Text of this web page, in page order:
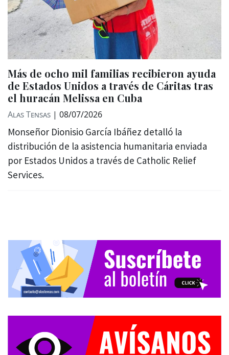
Más de ocho mil familias recibieron ayuda
de Estados Unidos a través de Cáritas tras
el huracán Melissa en Cuba
Alas Tensas | 08/07/2026
Monseñor Dionisio García Ibáñez detalló la
distribución de la asistencia humanitaria enviada
por Estados Unidos a través de Catholic Relief
Services.